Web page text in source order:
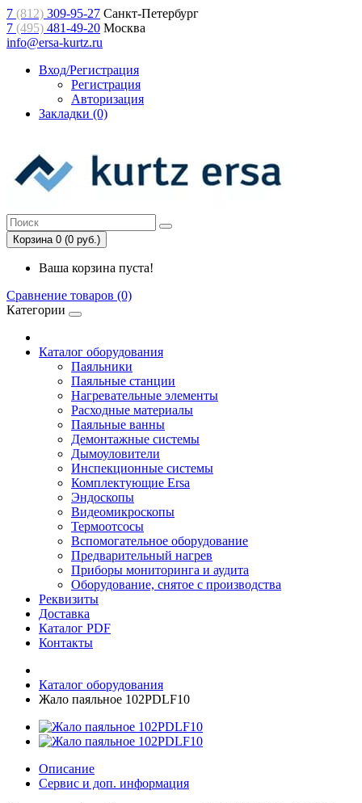
7 (812) 309-95-27 Санкт-Петербург
7 (495) 481-49-20 Москва
info@ersa-kurtz.ru
Вход/Регистрация
Регистрация
Авторизация
Закладки (0)
Корзина 0 (0 руб.)
Ваша корзина пуста!
Сравнение товаров (0)
Категории
Каталог оборудования
Паяльники
Паяльные станции
Нагревательные элементы
Расходные материалы
Паяльные ванны
Демонтажные системы
Дымоуловители
Инспекционные системы
Комплектующие Ersa
Эндоскопы
Видеомикроскопы
Термоотсосы
Вспомогательное оборудование
Предварительный нагрев
Приборы мониторинга и аудита
Оборудование, снятое с производства
Реквизиты
Доставка
Каталог PDF
Контакты
Каталог оборудования
Жало паяльное 102PDLF10
Описание
Сервис и доп. информация